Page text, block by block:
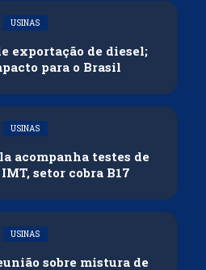
USINAS
exportação de diesel;
para o Brasil
USINAS
acompanha testes de
setor cobra B17
USINAS
sobre mistura de